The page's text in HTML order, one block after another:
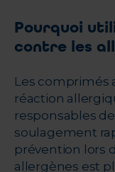
Pourquoi
contre les
Les comprimés
réaction
responsables
soulagement
prévention lors
allergènes est